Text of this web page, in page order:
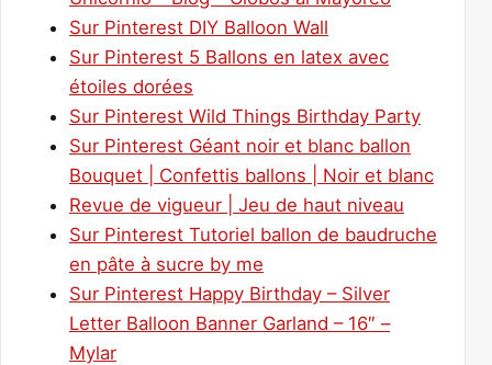
Sur Pinterest DIY Balloon Wall
Sur Pinterest 5 Ballons en latex avec
étoiles dorées
Sur Pinterest Wild Things Birthday Party
Sur Pinterest Géant noir et blanc ballon
Bouquet | Confettis ballons | Noir et blanc
Revue de vigueur | Jeu de haut niveau
Sur Pinterest Tutoriel ballon de baudruche
en pâte à sucre by me
Sur Pinterest Happy Birthday – Silver
Letter Balloon Banner Garland – 16″ –
Mylar